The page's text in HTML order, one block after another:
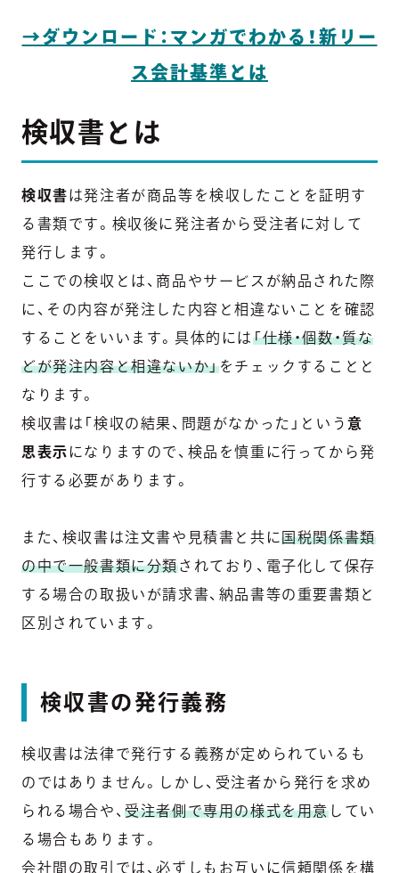
→ダウンロード：マンガでわかる！新リー
ス会計基準とは
検収書とは
検収書は発注者が商品等を検収したことを証明す
る書類です。検収後に発注者から受注者に対して
発行します。
ここでの検収とは、商品やサービスが納品された際
に、その内容が発注した内容と相違ないことを確認
することをいいます。具体的には「仕様・個数・質な
どが発注内容と相違ないか」をチェックすることと
なります。
検収書は「検収の結果、問題がなかった」という意
思表示 になりますので、検品を慎重に行ってから発
行する必要があります。
また、検収書は注文書や見積書と共に国税関係書類
の中で一般書類に分類されており、電子化して保存
する場合の取扱いが請求書、納品書等の重要書類と
区別されています。
検収書の発行義務
検収書は法律で発行する義務が定められているも
のではありません。しかし、受注者から発行を求め
られる場合や、受注者側で専用の様式を用意 してい
る場合もあります。
会社間の取引では、必ずしもお互いに信頼関係を構